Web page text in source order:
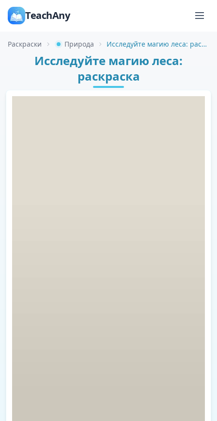
TeachAny
Раскраски Природа Исследуйте магию леса: раскраска
Исследуйте магию леса:
раскраска